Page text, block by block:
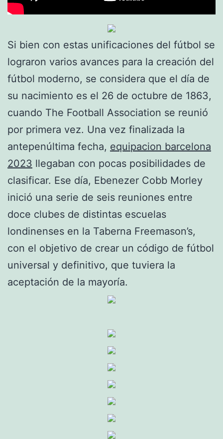
Si bien con estas unificaciones del fútbol se
lograron varios avances para la creación del
fútbol moderno, se considera que el día de
su nacimiento es el 26 de octubre de 1863,
cuando The Football Association se reunió
por primera vez. Una vez finalizada la
antepenúltima fecha, equipacion barcelona
2023 llegaban con pocas posibilidades de
clasificar. Ese día, Ebenezer Cobb Morley
inició una serie de seis reuniones entre
doce clubes de distintas escuelas
londinenses en la Taberna Freemason’s,
con el objetivo de crear un código de fútbol
universal y definitivo, que tuviera la
aceptación de la mayoría.